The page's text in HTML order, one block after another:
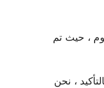
أقل من النجوم ، حيث تم
، نحن